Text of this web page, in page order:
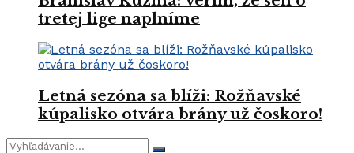
tretej lige naplníme
Letná sezóna sa blíži: Rožňavské
kúpalisko otvára brány už čoskoro!